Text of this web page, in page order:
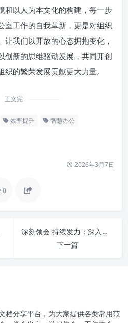
和以人为本文化的构建，每一步
室工作的自我革新，更是对组织
我们以开放的心态拥抱变化，
创新的思维驱动发展，共同开创
的繁荣发展贡献更大力量。
正文完
效率提升 智慧办公
2026年3月7日
0
深刻领会 持续发力：深入贯彻习近平总书记重要指示精神 着力推动办公室工作高质量发展
下一篇
档分享平台，为大家提供各类常用范